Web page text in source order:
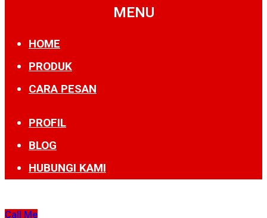
MENU
HOME
PRODUK
CARA PESAN
PROFIL
BLOG
HUBUNGI KAMI
Call Me